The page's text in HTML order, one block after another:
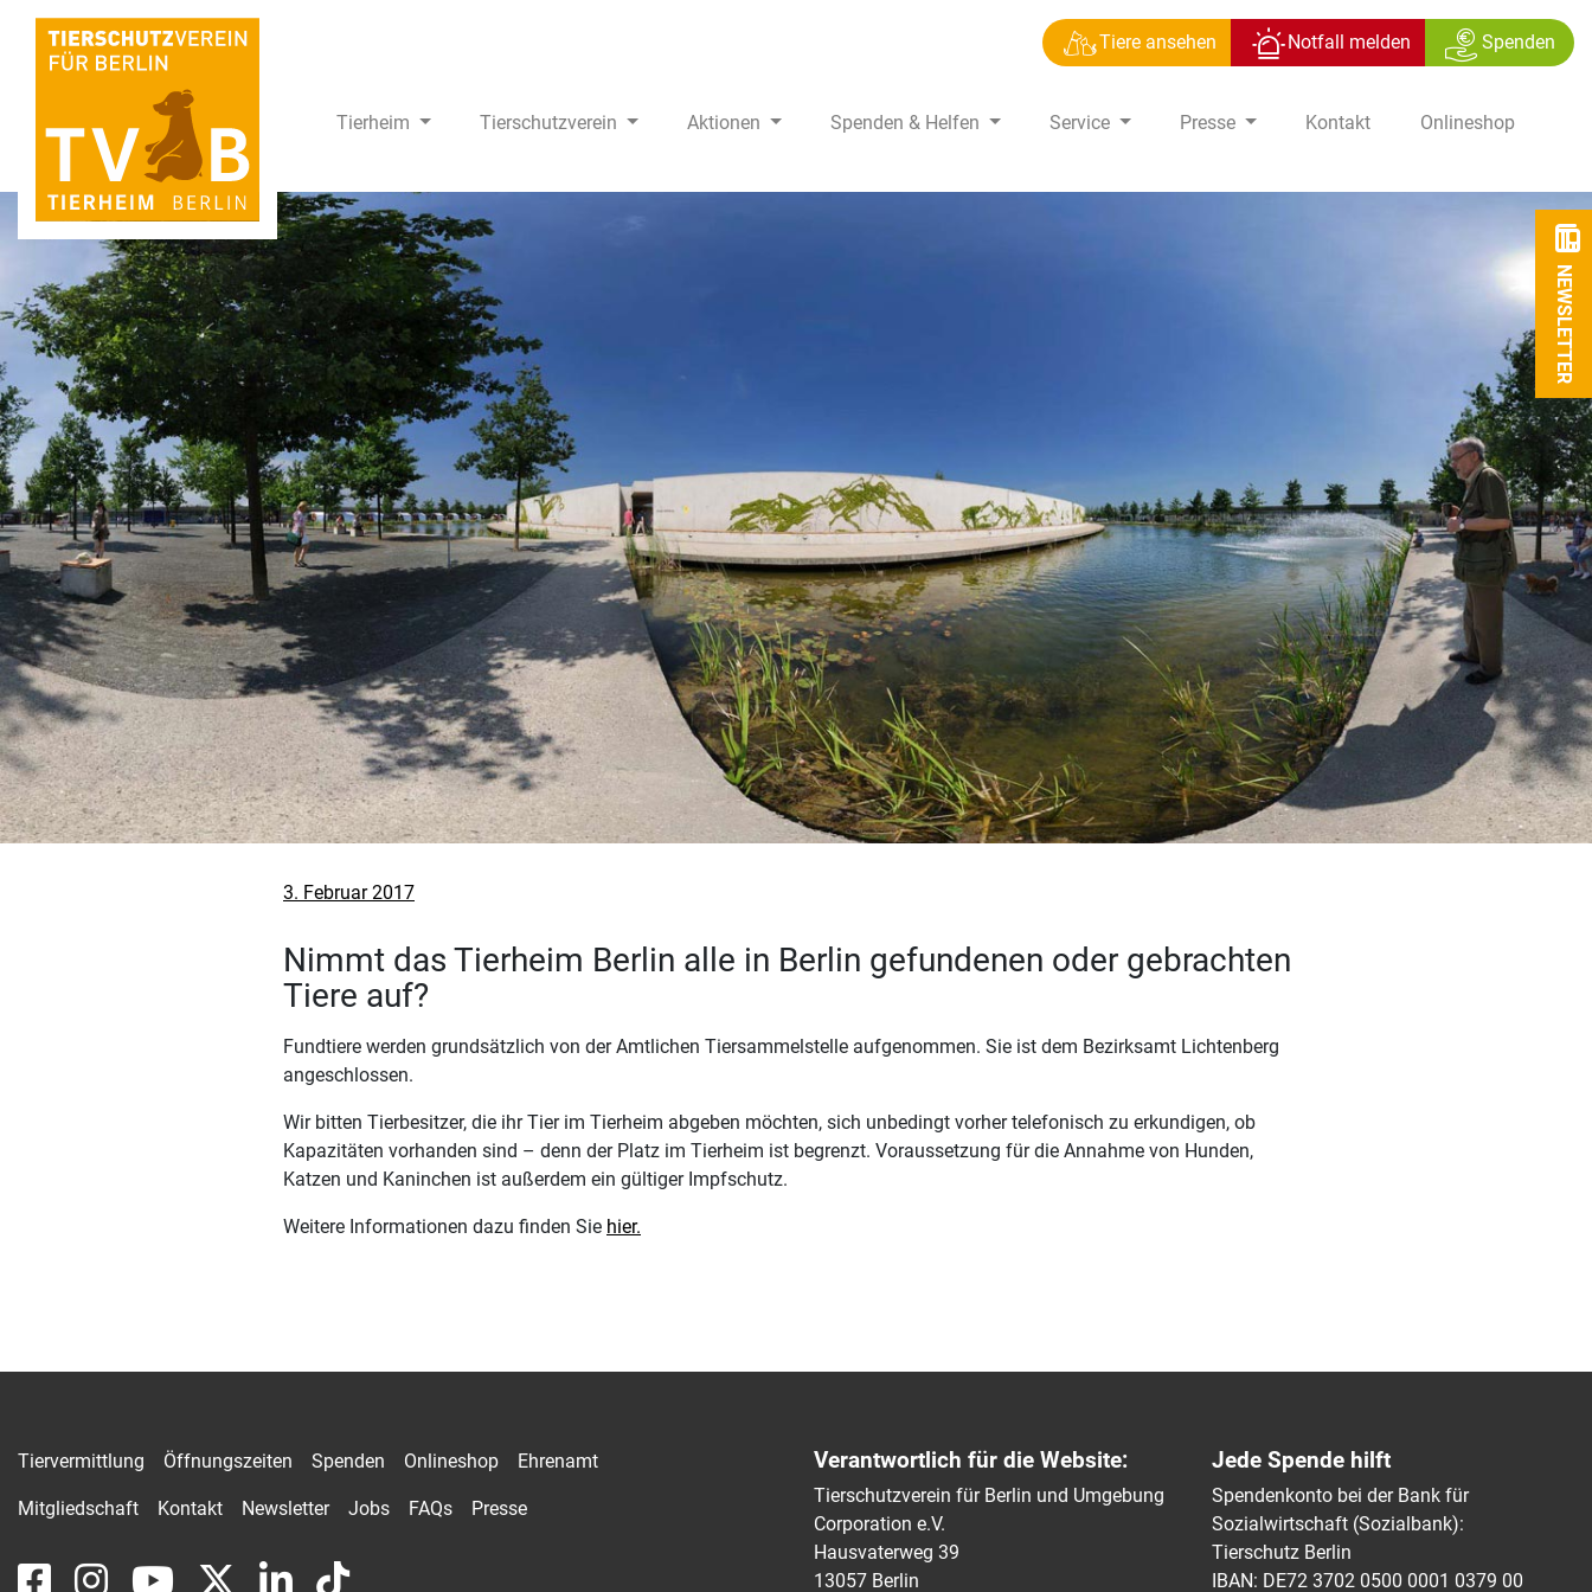
Tiere ansehen Notfall melden Spenden
Tierheim Tierschutzverein Aktionen Spenden & Helfen Service Presse Kontakt Onlineshop
NEWSLETTER
Veröffentlicht
3. Februar 2017
Nimmt das Tierheim Berlin alle in Berlin gefundenen oder gebrachten
Tiere auf?
Fundtiere werden grundsätzlich von der Amtlichen Tiersammelstelle aufgenommen. Sie ist dem Bezirksamt Lichtenberg
angeschlossen.
Wir bitten Tierbesitzer, die ihr Tier im Tierheim abgeben möchten, sich unbedingt vorher telefonisch zu erkundigen, ob
Kapazitäten vorhanden sind – denn der Platz im Tierheim ist begrenzt. Voraussetzung für die Annahme von Hunden,
Katzen und Kaninchen ist außerdem ein gültiger Impfschutz.
Weitere Informationen dazu finden Sie hier.
Tiervermittlung Öffnungszeiten Spenden Onlineshop Ehrenamt
Mitgliedschaft Kontakt Newsletter Jobs FAQs Presse
Verantwortlich für die Website:
Tierschutzverein für Berlin und Umgebung
Corporation e.V.
Hausvaterweg 39
13057 Berlin
Jede Spende hilft
Spendenkonto bei der Bank für
Sozialwirtschaft (Sozialbank):
Tierschutz Berlin
IBAN: DE72 3702 0500 0001 0379 00